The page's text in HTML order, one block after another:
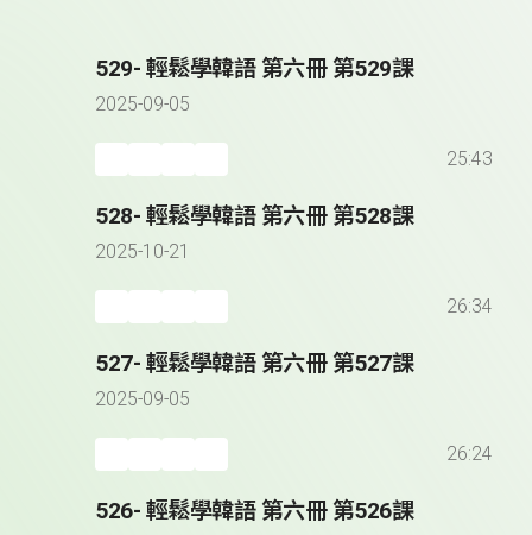
529- 輕鬆學韓語 第六冊 第529課
2025-09-05
25:43
528- 輕鬆學韓語 第六冊 第528課
2025-10-21
26:34
527- 輕鬆學韓語 第六冊 第527課
2025-09-05
26:24
526- 輕鬆學韓語 第六冊 第526課